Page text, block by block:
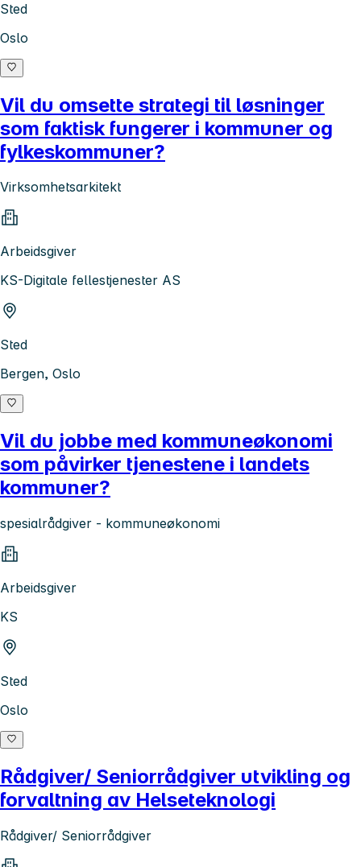
Sted
Oslo
Vil du omsette strategi til løsninger
som faktisk fungerer i kommuner og
fylkeskommuner?
Virksomhetsarkitekt
Arbeidsgiver
KS-Digitale fellestjenester AS
Sted
Bergen, Oslo
Vil du jobbe med kommuneøkonomi
som påvirker tjenestene i landets
kommuner?
spesialrådgiver - kommuneøkonomi
Arbeidsgiver
KS
Sted
Oslo
Rådgiver/ Seniorrådgiver utvikling og
forvaltning av Helseteknologi
Rådgiver/ Seniorrådgiver